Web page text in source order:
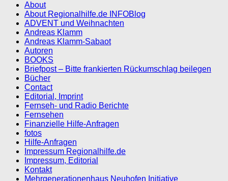
About
About Regionalhilfe.de INFOBlog
ADVENT und Weihnachten
Andreas Klamm
Andreas Klamm-Sabaot
Autoren
BOOKS
Briefpost – Bitte frankierten Rückumschlag beilegen
Bücher
Contact
Editorial, Imprint
Fernseh- und Radio Berichte
Fernsehen
Finanzielle Hilfe-Anfragen
fotos
Hilfe-Anfragen
Impressum Regionalhilfe.de
Impressum, Editorial
Kontakt
Mehrgenerationenhaus Neuhofen Initiative